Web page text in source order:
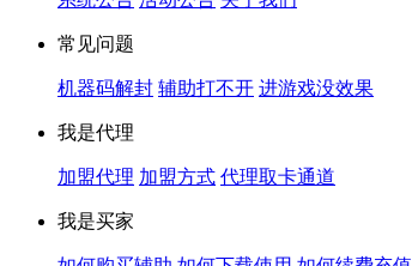
常见问题
机器码解封 辅助打不开 进游戏没效果
我是代理
加盟代理 加盟方式 代理取卡通道
我是买家